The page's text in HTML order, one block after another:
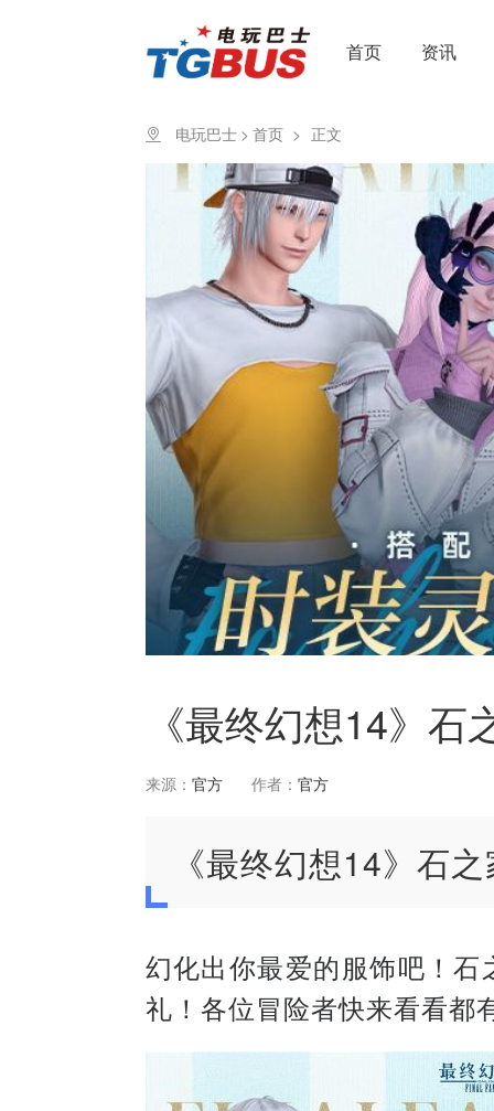
首页 资讯
电玩巴士 > 首页 > 正文
《最终幻想14》
来源： 官方 作者： 官方
《最终幻想14》石
幻化出你最爱的服饰吧！
礼！各位冒险者快来看看都